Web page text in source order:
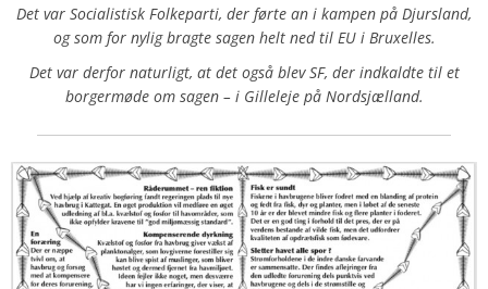
Det var Socialistisk Folkeparti, der førte an i kampen på Djursland,
og som for nylig bragte sagen helt ned til EU i Bruxelles.
Det var derfor naturligt, at det også blev SF, der indkaldte til et
borgermøde om sagen – i Gilleleje på Nordsjælland.